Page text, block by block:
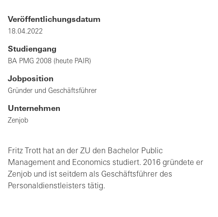
Veröffentlichungsdatum
18.04.2022
Studiengang
BA PMG 2008 (heute PAIR)
Jobposition
Gründer und Geschäftsführer
Unternehmen
Zenjob
Fritz Trott hat an der ZU den Bachelor Public
Management and Economics studiert. 2016 gründete er
Zenjob und ist seitdem als Geschäftsführer des
Personaldienstleisters tätig.